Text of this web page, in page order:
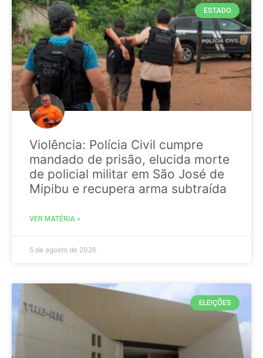
ESTADO
Violência: Polícia Civil cumpre
mandado de prisão, elucida morte
de policial militar em São José de
Mipibu e recupera arma subtraída
VER MATÉRIA »
5 de agosto de 2026
ELEIÇÕES